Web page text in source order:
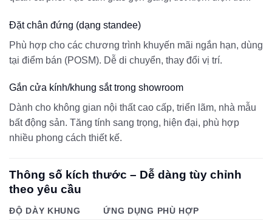
Đặt chân đứng (dạng standee)
Phù hợp cho các chương trình khuyến mãi ngắn hạn, dùng
tại điểm bán (POSM). Dễ di chuyển, thay đổi vị trí.
Gắn cửa kính/khung sắt trong showroom
Dành cho không gian nội thất cao cấp, triển lãm, nhà mẫu
bất động sản. Tăng tính sang trọng, hiện đại, phù hợp
nhiều phong cách thiết kế.
Thông số kích thước – Dễ dàng tùy chỉnh
theo yêu cầu
ĐỘ DÀY KHUNG
ỨNG DỤNG PHÙ HỢP